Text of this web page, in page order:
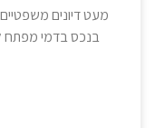
מעט דיונים
בנכס בדמי מפתח